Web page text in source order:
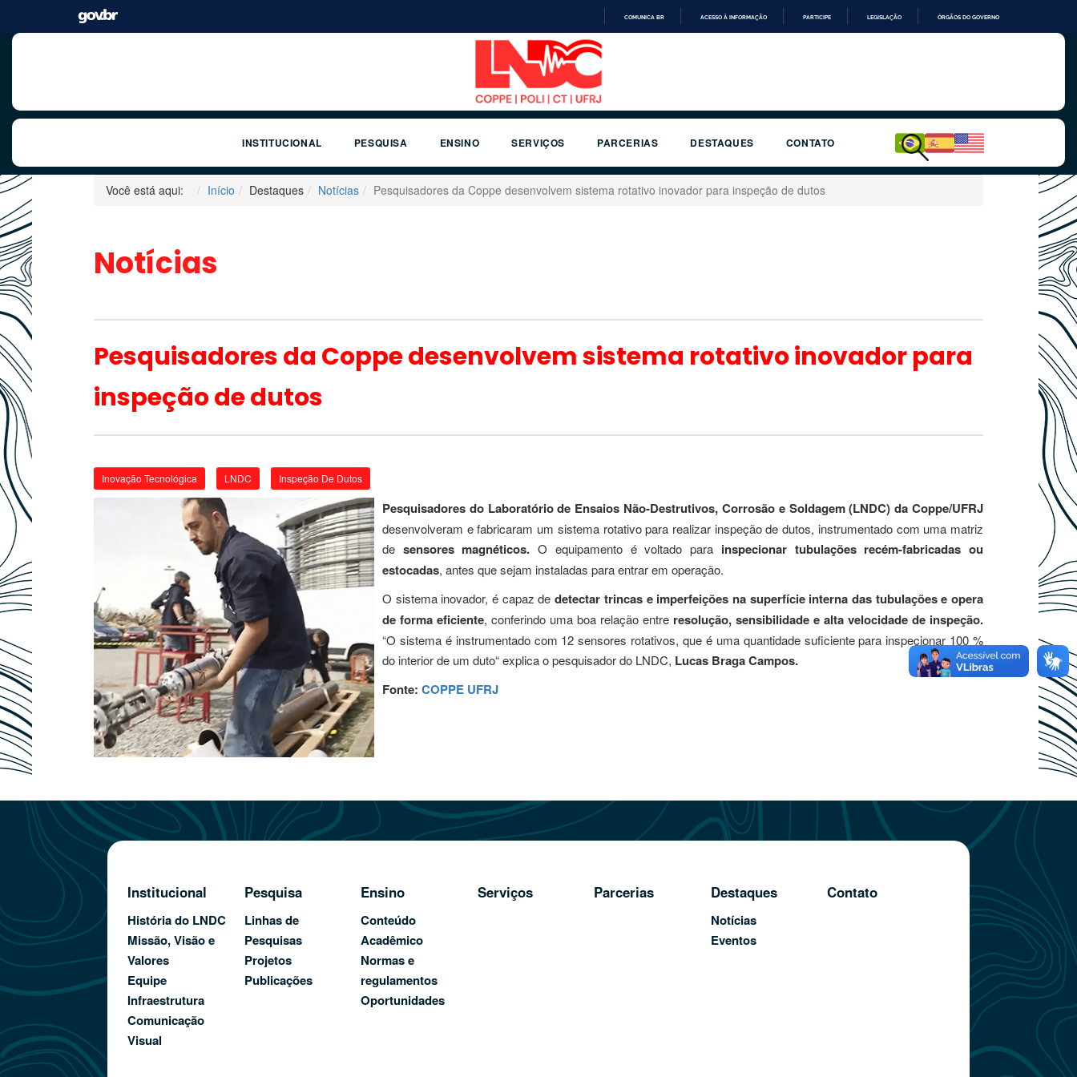
IR
PARA
O
CONTEÚDO
COMUNICA BR ACESSO À INFORMAÇÃO PARTICIPE LEGISLAÇÃO ÓRGÃOS DO GOVERNO
INSTITUCIONAL PESQUISA ENSINO SERVIÇOS PARCERIAS DESTAQUES CONTATO
Você está aqui: Início Destaques Notícias Pesquisadores da Coppe desenvolvem sistema rotativo inovador para inspeção de dutos
Notícias
Pesquisadores da Coppe desenvolvem sistema rotativo inovador para
inspeção de dutos
Inovação Tecnológica LNDC Inspeção De Dutos
Pesquisadores do Laboratório de Ensaios Não-Destrutivos, Corrosão e Soldagem (LNDC) da Coppe/UFRJ
desenvolveram e fabricaram um sistema rotativo para realizar inspeção de dutos, instrumentado com uma matriz
de sensores magnéticos. O equipamento é voltado para inspecionar tubulações recém-fabricadas ou
estocadas, antes que sejam instaladas para entrar em operação.
O sistema inovador, é capaz de detectar trincas e imperfeições na superfície interna das tubulações e opera
de forma eficiente, conferindo uma boa relação entre resolução, sensibilidade e alta velocidade de inspeção.
“O sistema é instrumentado com 12 sensores rotativos, que é uma quantidade suficiente para inspecionar 100 %
do interior de um duto“ explica o pesquisador do LNDC, Lucas Braga Campos.
Fonte: COPPE UFRJ
Institucional
História do LNDC
Missão, Visão e
Valores
Equipe
Infraestrutura
Comunicação
Visual
Pesquisa
Linhas de
Pesquisas
Projetos
Publicações
Ensino
Conteúdo
Acadêmico
Normas e
regulamentos
Oportunidades
Serviços Parcerias Destaques
Notícias
Eventos
Contato